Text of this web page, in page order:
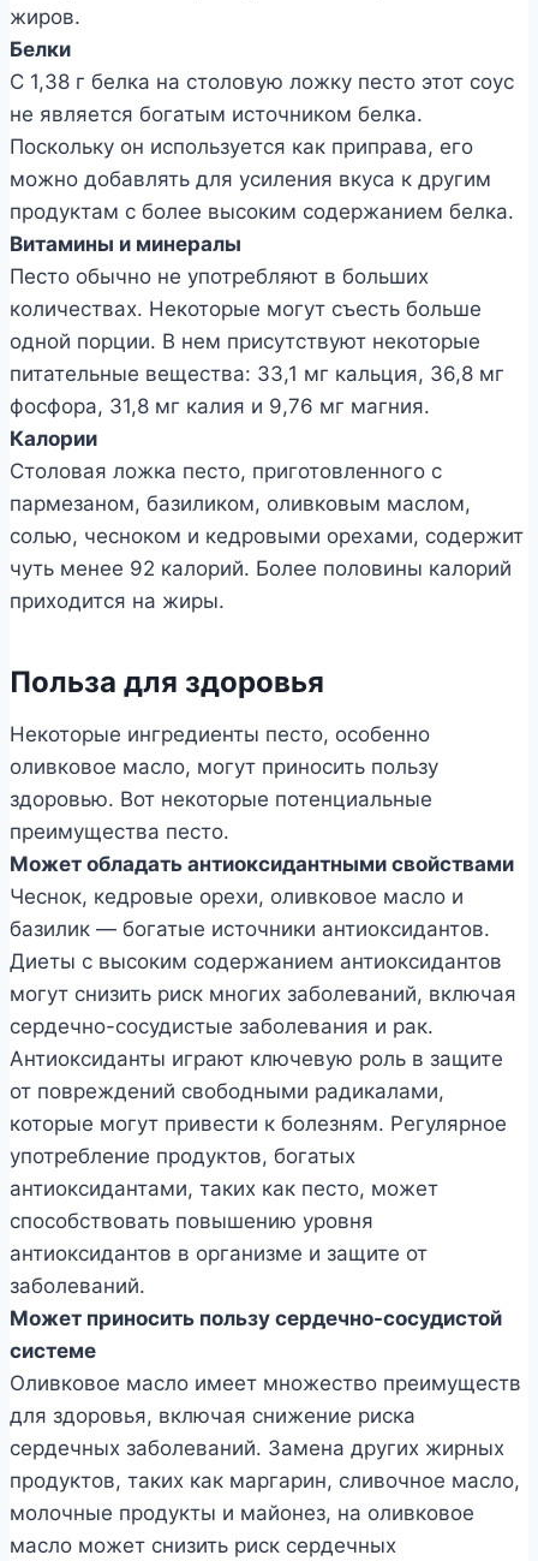
жиров.
Белки
С 1,38 г белка на столовую ложку песто этот соус
не является богатым источником белка.
Поскольку он используется как приправа, его
можно добавлять для усиления вкуса к другим
продуктам с более высоким содержанием белка.
Витамины и минералы
Песто обычно не употребляют в больших
количествах. Некоторые могут съесть больше
одной порции. В нем присутствуют некоторые
питательные вещества: 33,1 мг кальция, 36,8 мг
фосфора, 31,8 мг калия и 9,76 мг магния.
Калории
Столовая ложка песто, приготовленного с
пармезаном, базиликом, оливковым маслом,
солью, чесноком и кедровыми орехами, содержит
чуть менее 92 калорий. Более половины калорий
приходится на жиры.
Польза для здоровья
Некоторые ингредиенты песто, особенно
оливковое масло, могут приносить пользу
здоровью. Вот некоторые потенциальные
преимущества песто.
Может обладать антиоксидантными свойствами
Чеснок, кедровые орехи, оливковое масло и
базилик — богатые источники антиоксидантов.
Диеты с высоким содержанием антиоксидантов
могут снизить риск многих заболеваний, включая
сердечно-сосудистые заболевания и рак.
Антиоксиданты играют ключевую роль в защите
от повреждений свободными радикалами,
которые могут привести к болезням. Регулярное
употребление продуктов, богатых
антиоксидантами, таких как песто, может
способствовать повышению уровня
антиоксидантов в организме и защите от
заболеваний.
Может приносить пользу сердечно-сосудистой
системе
Оливковое масло имеет множество преимуществ
для здоровья, включая снижение риска
сердечных заболеваний. Замена других жирных
продуктов, таких как маргарин, сливочное масло,
молочные продукты и майонез, на оливковое
масло может снизить риск сердечных